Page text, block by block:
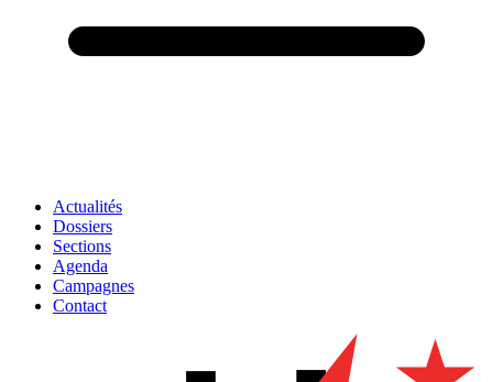
Actualités
Dossiers
Sections
Agenda
Campagnes
Contact